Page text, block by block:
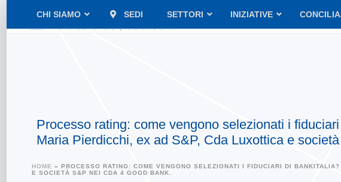
CHI SIAMO SEDI SETTORI INIZIATIVE
Processo rating: come vengono selezionati i
Maria Pierdicchi, ex ad S&P, Cda Luxottica e
HOME » PROCESSO RATING: COME VENGONO SELEZIONATI I FIDUCIARI DI
E SOCIETÀ S&P NEI CDA 4 GOOD BANK.